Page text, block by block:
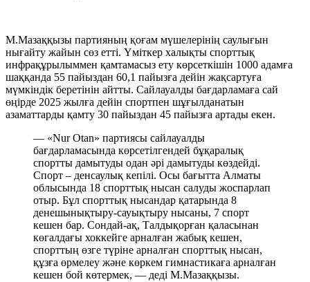
М.Мазаққызы партияның қоғам мүшелерінің саулығын
нығайту жайын сөз етті. Үміткер халықты спорттық
инфрақұрылыммен қамтамасыз ету көрсеткішін 1000 адамға
шаққанда 55 пайыздан 60,1 пайызға дейін жақсартуға
мүмкіндік беретінін айтты. Сайлауалды бағдарламаға сай
өңірде 2025 жылға дейін спортпен шұғылданатын
азаматтарды қамту 30 пайыздан 45 пайызға артады екен.
— «Nur Otan» партиясы сайлауалды
бағдарламасында көрсетілгендей бұқаралық
спортты дамытуды одан әрі дамытуды көздейді.
Спорт – денсаулық кепілі. Осы бағытта Алматы
облысында 18 спорттық нысан салуды жоспарлап
отыр. Бұл спорттық нысандар қатарында 8
денешынықтыру-сауықтыру нысаны, 7 спорт
кешен бар. Сондай-ақ, Талдықорған қаласынан
көгалдағы хоккейге арналған жабық кешен,
спорттың өзге түріне арналған спорттық нысан,
құзға өрмелеу және көркем гимнастикаға арналған
кешен бой көтермек, — деді М.Мазаққызы.